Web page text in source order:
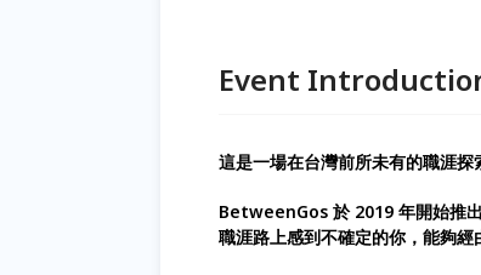
Event
這是一場在台灣前所未有的職涯探
BetweenGos 於 2019 年開始推
職涯路上感到不確定的你，能夠經